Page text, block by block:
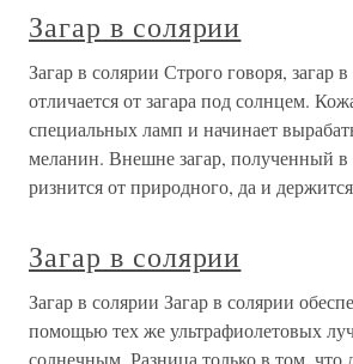
Загар в солярии
Загар в солярии Строго говоря, загар
отличается от загара под солнцем.
специальных ламп и начинает
меланин. Внешне загар, полученный
ризнится от природного, да и
Загар в солярии
Загар в солярии Загар в солярии
помощью тех же ультрафиолетовых
солнечным. Разница только в том, что